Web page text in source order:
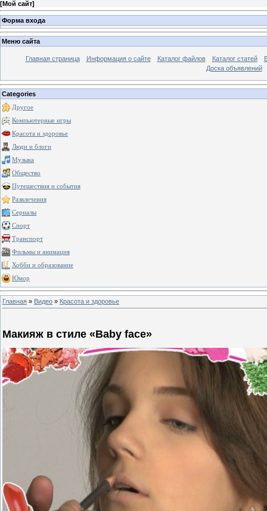
[Мой сайт]
Форма входа
Меню сайта
Главная страница Информация о сайте Каталог файлов Каталог статей
Доска объявлений
Categories
Другое
Компьютерные игры
Красота и здоровье
Люди и блоги
Музыка
Общество
Путешествия и события
Развлечения
Сериалы
Спорт
Транспорт
Фильмы и анимация
Хобби и образование
Юмор
Главная » Видео » Красота и здоровье
Макияж в стиле «Baby face»